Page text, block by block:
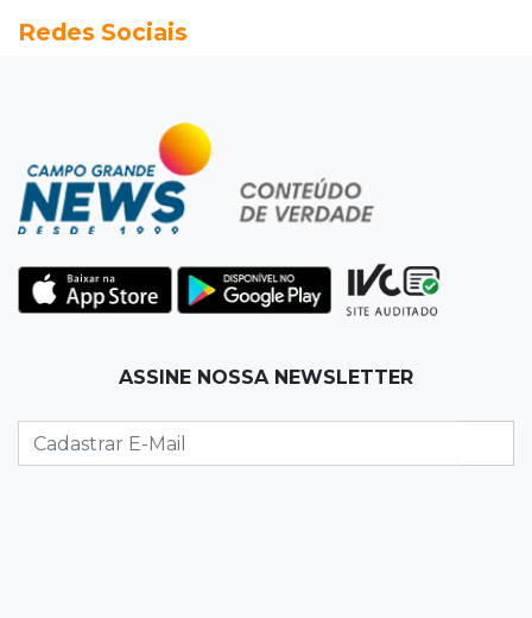
Veja as dezenas de hoje na Dupla Sena,
Aviso inusitado
Com 11 gatos, morador pede fim do abandono
dos pets em frente de casa
Ex-PM deixa prisão para tratamento médico 5
meses após ser capturado
Feminicídio
esposa em frente aos filhos
Redes Sociais
ASSINE NOSSA NEWSLETTER